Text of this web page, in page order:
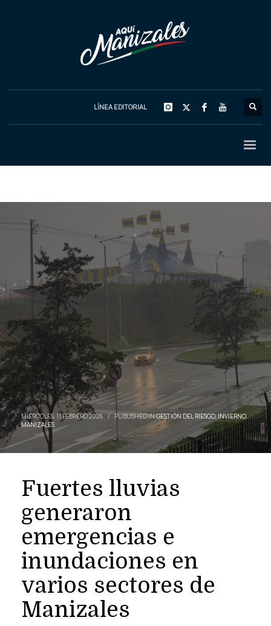
LÍNEA EDITORIAL
MIÉRCOLES, 11 FEBRERO 2026 / PUBLISHED INGESTIÓN DEL RIESGO,INVIERNO,
MANIZALES
Fuertes lluvias
generaron
emergencias e
inundaciones en
varios sectores de
Manizales